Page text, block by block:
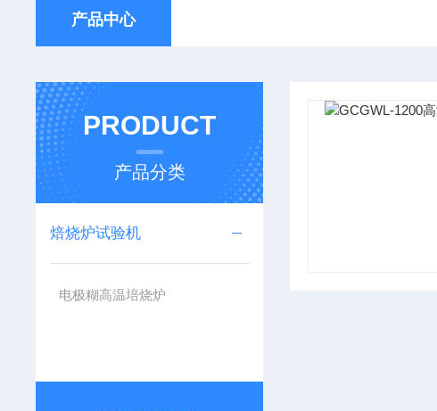
产品中心
PRODUCT
产品分类
焙烧炉试验机
电极糊高温培烧炉